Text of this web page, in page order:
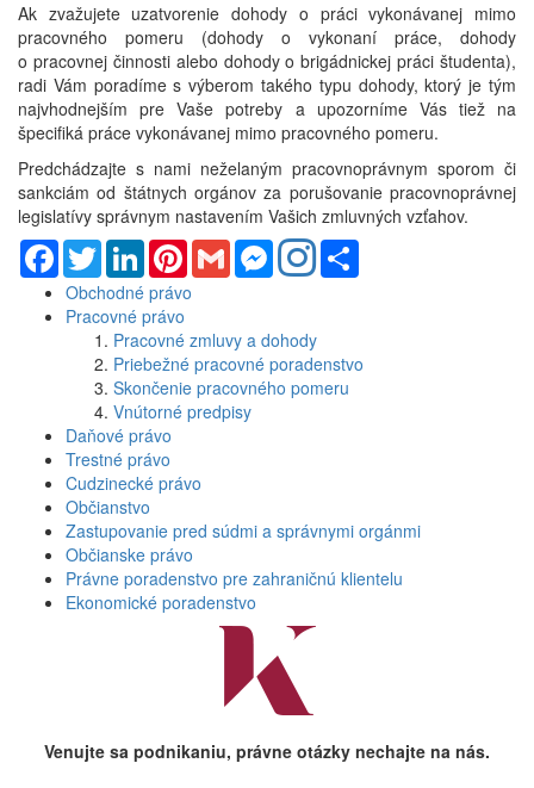
Ak zvažujete uzatvorenie dohody o práci vykonávanej mimo
pracovného pomeru (dohody o vykonaní práce, dohody
o pracovnej činnosti alebo dohody o brigádnickej práci študenta),
radi Vám poradíme s výberom takého typu dohody, ktorý je tým
najvhodnejším pre Vaše potreby a upozorníme Vás tiež na
špecifiká práce vykonávanej mimo pracovného pomeru.
Predchádzajte s nami neželaným pracovnoprávnym sporom či
sankciám od štátnych orgánov za porušovanie pracovnoprávnej
legislatívy správnym nastavením Vašich zmluvných vzťahov.
Facebook
TwitterLinkedInPinterestGmail Messenger
Obchodné právo
Pracovné právo
Pracovné zmluvy a dohody
Priebežné pracovné poradenstvo
Skončenie pracovného pomeru
Vnútorné predpisy
Daňové právo
Trestné právo
Cudzinecké právo
Občianstvo
Zastupovanie pred súdmi a správnymi orgánmi
Občianske právo
Právne poradenstvo pre zahraničnú klientelu
Ekonomické poradenstvo
Venujte sa podnikaniu, právne otázky nechajte na nás.